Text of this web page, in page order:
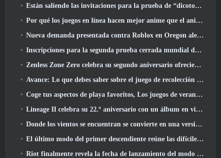
Están saliendo las invitaciones para la prueba de “dicotomía” de Silver Palace
Por qué los juegos en línea hacen mejor anime que el anime hace juegos
Nueva demanda presentada contra Roblox en Oregon alegando un incidente de preparación infantil
Inscripciones para la segunda prueba cerrada mundial de Global MapleStory Classic
Zenless Zone Zero celebra su segundo aniversario ofreciendo a los jugadores la posibilidad de elegir un agente de rango S gratuito
Avance: Lo que debes saber sobre el juego de recolección de criaturas de HoYoverse, Honkai: Alma de enlace
Coge tus aspectos de playa favoritos, Los juegos de verano han regresado a Overwatch
Lineage II celebra su 22.º aniversario con un álbum en vinilo de edición coleccionista
Donde los vientos se encuentran se convierte en una versión “Eastern Steampunk” 2.0
El último modo del primer descendiente reúne las difíciles batallas de intercepción del vacío y las profundidades
Riot finalmente revela la fecha de lanzamiento del modo clásico de League Of Legends